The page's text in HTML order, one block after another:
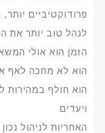
פרודוקטיביים
לנהל טוב יותר את
הזמן הוא אולי
הוא לא מחכה לאף
הוא חולף במהירות
ויעדים
האחריות לניהול